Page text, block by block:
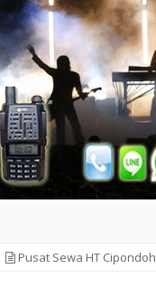
Pusat Sewa HT